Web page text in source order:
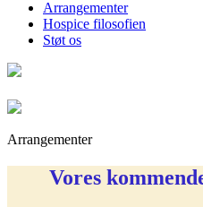
Arrangementer
Hospice filosofien
Støt os
Arrangementer
Vores